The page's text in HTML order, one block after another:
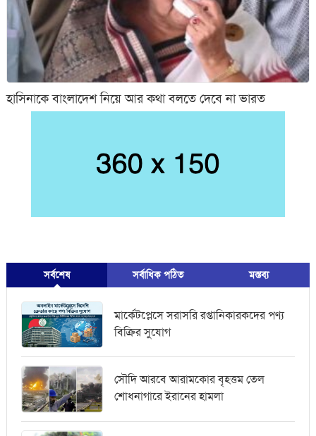
হাসিনাকে বাংলাদেশ নিয়ে আর কথা বলতে দেবে না ভারত
সর্বশেষ সর্বাধিক পঠিত মস্তব্য
মার্কেটপ্লেসে সরাসরি রপ্তানিকারকদের পণ্য
বিক্রির সুযোগ
সৌদি আরবে আরামকোর বৃহত্তম তেল
শোধনাগারে ইরানের হামলা